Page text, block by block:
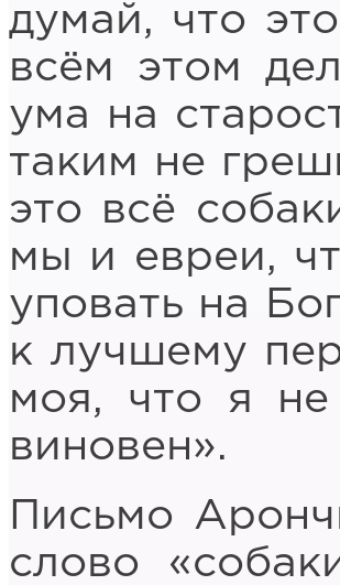
думай, что
всём этом
ума на
таким не
это всё
мы и евреи,
уповать на
к лучшему
моя, что я
виновен».
Письмо
слово